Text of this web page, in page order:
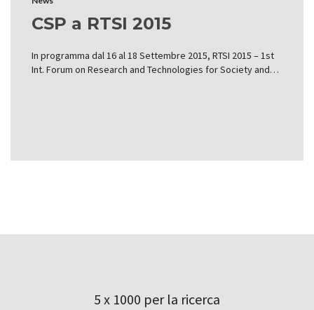
CSP a RTSI 2015
In programma dal 16 al 18 Settembre 2015, RTSI 2015 – 1st
Int. Forum on Research and Technologies for Society and…
5 x 1000 per la ricerca